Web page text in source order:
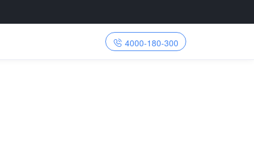
4000-180-300